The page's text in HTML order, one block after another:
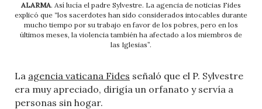
ALARMA. Así lucía el padre Sylvestre. La agencia de noticias Fides
explicó que “los sacerdotes han sido considerados intocables durante
mucho tiempo por su trabajo en favor de los pobres, pero en los
últimos meses, la violencia también ha afectado a los miembros de
las Iglesias”.
La agencia vaticana Fides señaló que el P. Sylvestre
era muy apreciado, dirigía un orfanato y servía a
personas sin hogar.